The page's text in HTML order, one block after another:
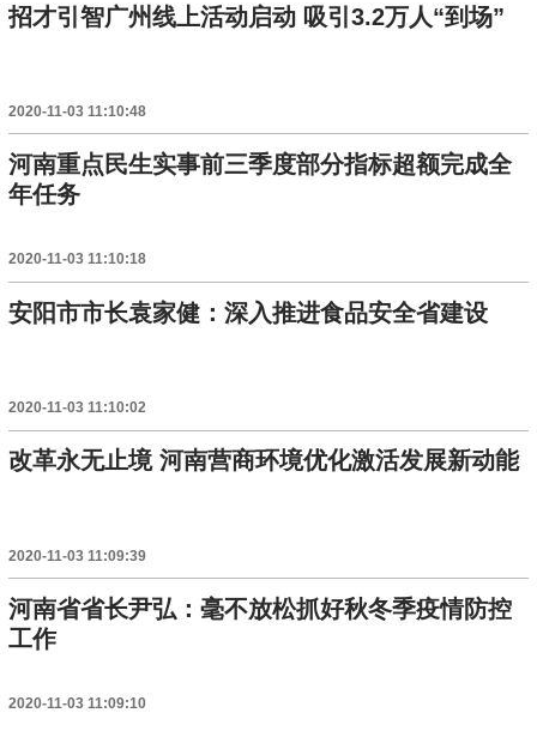
招才引智广州线上活动启动 吸引3.2万人“到场”
2020-11-03 11:10:48
河南重点民生实事前三季度部分指标超额完成全
年任务
2020-11-03 11:10:18
安阳市市长袁家健：深入推进食品安全省建设
2020-11-03 11:10:02
改革永无止境 河南营商环境优化激活发展新动能
2020-11-03 11:09:39
河南省省长尹弘：毫不放松抓好秋冬季疫情防控
工作
2020-11-03 11:09:10